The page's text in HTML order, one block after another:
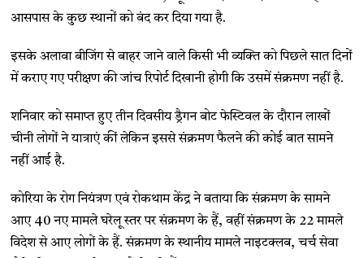
आसपास के कुछ स्थानों को बंद कर दिया गया है.
इसके अलावा बीजिंग से बाहर जाने वाले किसी भी व्यक्ति को पिछले सात दिनों
में कराए गए परीक्षण की जांच रिपोर्ट दिखानी होगी कि उसमें संक्रमण नहीं है.
शनिवार को समाप्त हुए तीन दिवसीय ड्रैगन बोट फेस्टिवल के दौरान लाखों
चीनी लोगों ने यात्राएं कीं लेकिन इससे संक्रमण फैलने की कोई बात सामने
नहीं आई है.
कोरिया के रोग नियंत्रण एवं रोकथाम केंद्र ने बताया कि संक्रमण के सामने
आए 40 नए मामले घरेलू स्तर पर संक्रमण के हैं, वहीं संक्रमण के 22 मामले
विदेश से आए लोगों के हैं. संक्रमण के स्थानीय मामले नाइटक्लब, चर्च सेवा